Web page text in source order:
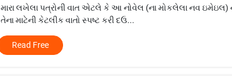
મારા લખેલા પત્રોની વાત એટલે કે આ નોવેલ (ના મોકલેલા નવ
તેના માટેની કેટલીક વાતો સ્પષ્ટ કરી દઉ...
Read Free